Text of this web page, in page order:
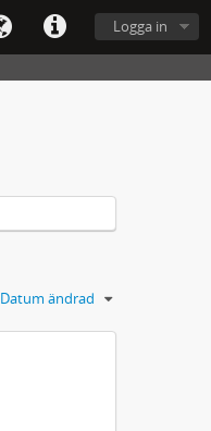
Logga in
Datum ändrad